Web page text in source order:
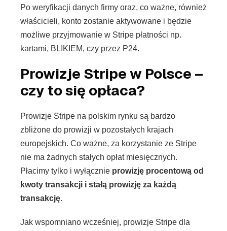
Po weryfikacji danych firmy oraz, co ważne, również
właścicieli, konto zostanie aktywowane i będzie
możliwe przyjmowanie w Stripe płatności np.
kartami, BLIKIEM, czy przez P24.
Prowizje Stripe w Polsce –
czy to się opłaca?
Prowizje Stripe na polskim rynku są bardzo
zbliżone do prowizji w pozostałych krajach
europejskich. Co ważne, za korzystanie ze Stripe
nie ma żadnych stałych opłat miesięcznych.
Płacimy tylko i wyłącznie prowizję procentową od
kwoty transakcji i stałą prowizję za każdą
transakcję.
Jak wspomniano wcześniej, prowizje Stripe dla